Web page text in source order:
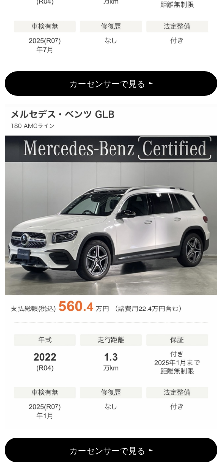
カーセンサーで見る
カーセンサーで見る